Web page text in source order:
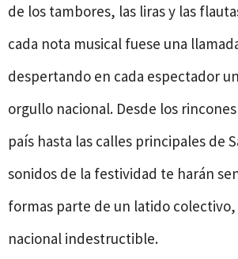
de los tambores, las liras y las
cada nota musical fuese una
despertando en cada espectador
orgullo nacional. Desde los
país hasta las calles principales de
sonidos de la festividad te harán
formas parte de un latido
nacional indestructible.